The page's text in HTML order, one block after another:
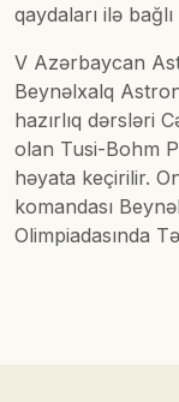
qaydaları ilə
V Azərbaycan
Beynəlxalq
hazırlıq dərsləri
olan Tusi-Bohm
həyata keçirilir.
komandası
Olimpiadasında